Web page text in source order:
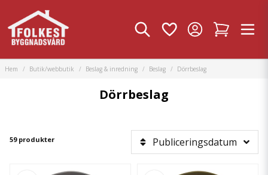
Hem Butik/webbutik Beslag & inredning Beslag Dörrbeslag
Dörrbeslag
59 produkter Publiceringsdatum